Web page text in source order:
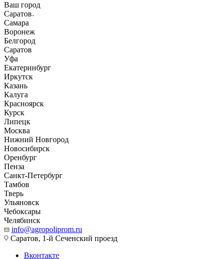
Ваш город
Саратов
Самара
Воронеж
Белгород
Саратов
Уфа
Екатеринбург
Иркутск
Казань
Калуга
Красноярск
Курск
Липецк
Москва
Нижний Новгород
Новосибирск
Оренбург
Пенза
Санкт-Петербург
Тамбов
Тверь
Ульяновск
Чебоксары
Челябинск
info@agropoliprom.ru
Саратов, 1-й Сеченский проезд
Вконтакте